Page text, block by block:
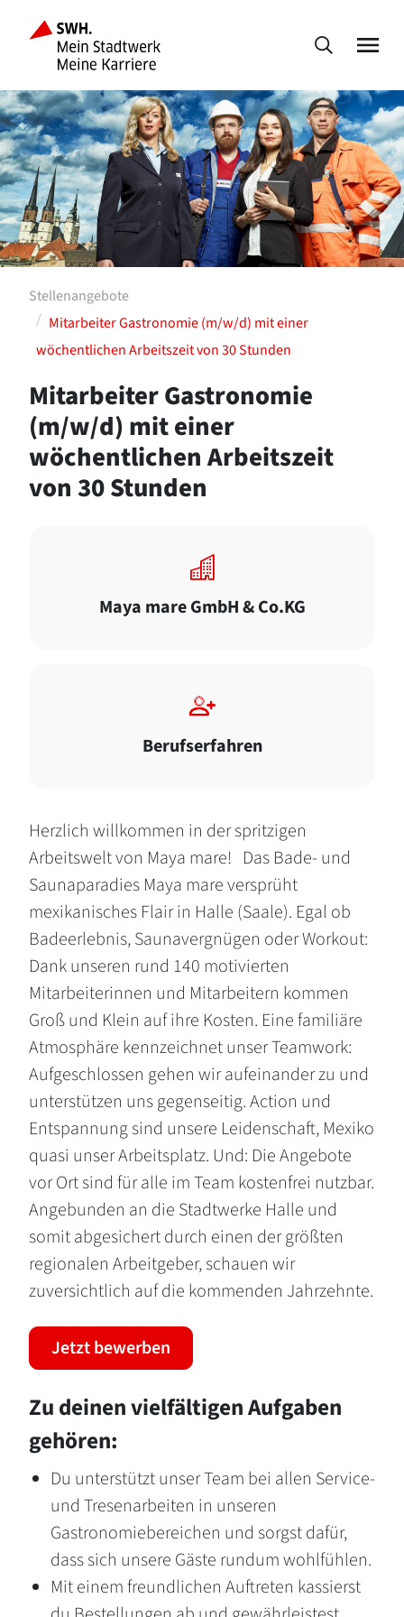
Stellenangebote
Mitarbeiter Gastronomie (m/w/d) mit einer
wöchentlichen Arbeitszeit von 30 Stunden
Mitarbeiter Gastronomie
(m/w/d) mit einer
wöchentlichen Arbeitszeit
von 30 Stunden
Maya mare GmbH & Co.KG
Berufserfahren
Herzlich willkommen in der spritzigen
Arbeitswelt von Maya mare! Das Bade- und
Saunaparadies Maya mare versprüht
mexikanisches Flair in Halle (Saale). Egal ob
Badeerlebnis, Saunavergnügen oder Workout:
Dank unseren rund 140 motivierten
Mitarbeiterinnen und Mitarbeitern kommen
Groß und Klein auf ihre Kosten. Eine familiäre
Atmosphäre kennzeichnet unser Teamwork:
Aufgeschlossen gehen wir aufeinander zu und
unterstützen uns gegenseitig. Action und
Entspannung sind unsere Leidenschaft, Mexiko
quasi unser Arbeitsplatz. Und: Die Angebote
vor Ort sind für alle im Team kostenfrei nutzbar.
Angebunden an die Stadtwerke Halle und
somit abgesichert durch einen der größten
regionalen Arbeitgeber, schauen wir
zuversichtlich auf die kommenden Jahrzehnte.
Jetzt bewerben
Zu deinen vielfältigen Aufgaben
gehören:
Du unterstützt unser Team bei allen Service-
und Tresenarbeiten in unseren
Gastronomiebereichen und sorgst dafür,
dass sich unsere Gäste rundum wohlfühlen.
Mit einem freundlichen Auftreten kassierst